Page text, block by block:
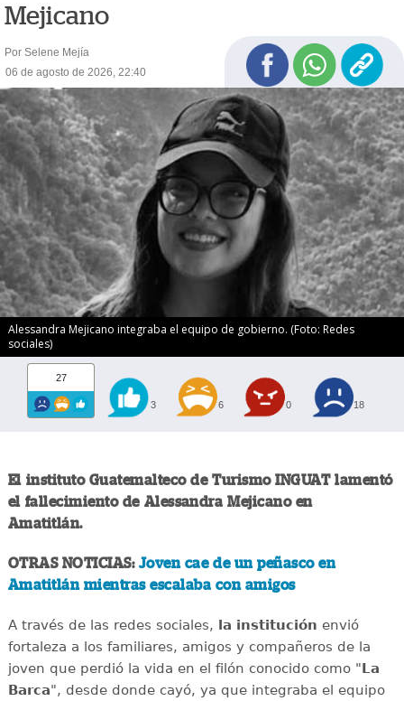
Mejicano
Por Selene Mejía
06 de agosto de 2026, 22:40
Alessandra Mejicano integraba el equipo de gobierno. (Foto: Redes
sociales)
27
3 6 0 18
El instituto Guatemalteco de Turismo INGUAT lamentó
el fallecimiento de Alessandra Mejicano en
Amatitlán.
OTRAS NOTICIAS: Joven cae de un peñasco en
Amatitlán mientras escalaba con amigos
A través de las redes sociales, la institución envió
fortaleza a los familiares, amigos y compañeros de la
joven que perdió la vida en el filón conocido como "La
Barca", desde donde cayó, ya que integraba el equipo